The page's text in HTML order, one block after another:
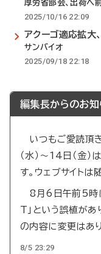
厚労省部会、出荷へ
2025/10/16 22:09
アクーゴ適応拡大
サンバイオ
2025/09/18 22:18
編集長からのお知
いつもご愛読頂
（水）～14日（金
す。ウェブサイトは
8月6日午前5時
T」という誤植があ
の内容に変更はあ
8/5 23:29